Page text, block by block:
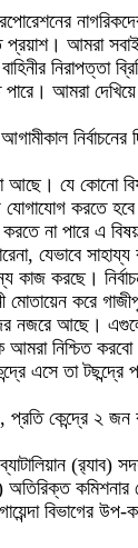
নাগরিকদের
প্রয়াশ। আমরা
নিরাপত্তা
আমরা
নির্বাচনের
আছে। যে কোনো
করতে হবে।
না পারে এ
যেভাবে সাহায্য
জন্য কাজ
করে
নজরে আছে।
নিশ্চিত
তা টছন্দ্রে
কেন্দ্রে ২
(র‌্যাব)
অতিরিক্ত
বিভাগের